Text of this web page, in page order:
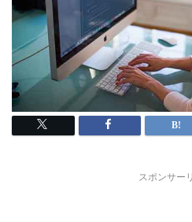
スポンサー